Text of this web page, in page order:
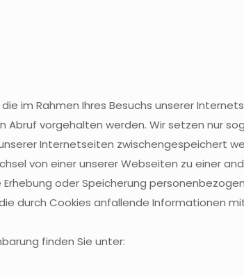
im Rahmen Ihres Besuchs unserer
Abruf vorgehalten werden. Wir setzen nur
Internetseiten zwischengespeichert
von einer unserer Webseiten zu einer
Erhebung oder Speicherung
durch Cookies anfallende Informationen
finden Sie unter: